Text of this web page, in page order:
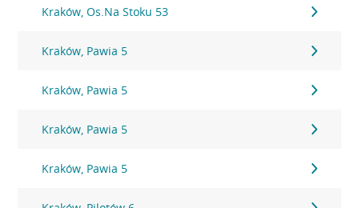
Kraków, Os.Na Stoku 53
Kraków, Pawia 5
Kraków, Pawia 5
Kraków, Pawia 5
Kraków, Pawia 5